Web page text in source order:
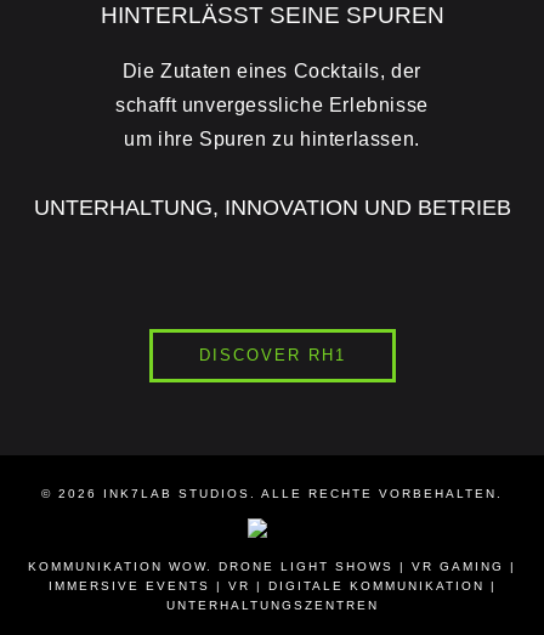
HINTERLÄSST SEINE SPUREN
Die Zutaten eines Cocktails, der
schafft unvergessliche Erlebnisse
um ihre Spuren zu hinterlassen.
UNTERHALTUNG, INNOVATION UND BETRIEB
DISCOVER RH1
© 2026 INK7LAB STUDIOS. ALLE RECHTE VORBEHALTEN.
KOMMUNIKATION WOW. DRONE LIGHT SHOWS | VR GAMING |
IMMERSIVE EVENTS | VR | DIGITALE KOMMUNIKATION |
UNTERHALTUNGSZENTREN